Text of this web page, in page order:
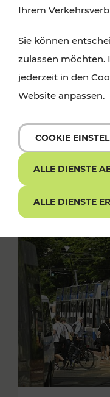
Ihrem
Sie können
zulassen möchten.
jederzeit in den
Website anpassen.
COOKIE
ALLE DIENSTE
ALLE DIENSTE